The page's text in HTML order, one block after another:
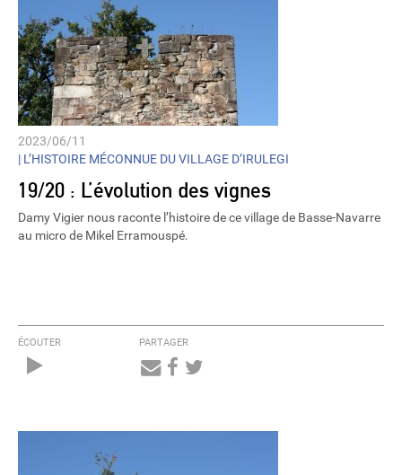
2023/06/11
| L’HISTOIRE MÉCONNUE DU VILLAGE D’IRULEGI
19/20 : L’évolution des vignes
Damy Vigier nous raconte l’histoire de ce village de Basse-Navarre
au micro de Mikel Erramouspé.
ÉCOUTER PARTAGER